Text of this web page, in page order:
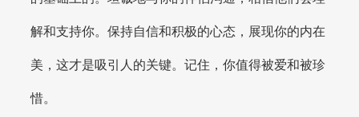
解和支持你。保持自信和积极的心态，展现你的内在
美，这才是吸引人的关键。记住，你值得被爱和被珍
惜。